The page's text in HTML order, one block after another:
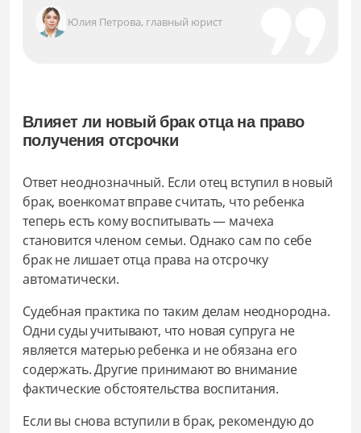
Юлия Петрова, главный юрист
Влияет ли новый брак отца на право
получения отсрочки
Ответ неоднозначный. Если отец вступил в новый
брак, военкомат вправе считать, что ребенка
теперь есть кому воспитывать — мачеха
становится членом семьи. Однако сам по себе
брак не лишает отца права на отсрочку
автоматически.
Судебная практика по таким делам неоднородна.
Одни суды учитывают, что новая супруга не
является матерью ребенка и не обязана его
содержать. Другие принимают во внимание
фактические обстоятельства воспитания.
Если вы снова вступили в брак, рекомендую до